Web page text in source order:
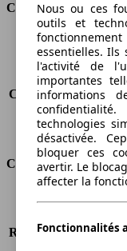
Consommation
Émissions de
Consommation
Consommation
Consommation
Classe d'émissions
Capacité du
Classes d'assurance
Responsabilité civile -
Nous ou ces
outils et
essentielles. Ils
l'activité de
importantes
informations
technologies
désactivée.
bloquer ces
avertir. Le
affecter la
Fonctionnalités